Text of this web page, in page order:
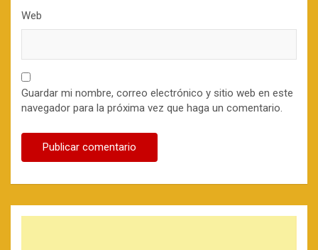
Web
Guardar mi nombre, correo electrónico y sitio web en este
navegador para la próxima vez que haga un comentario.